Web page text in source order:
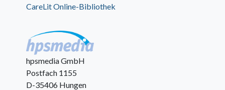
CareLit Online-Bibliothek
hpsmedia GmbH
Postfach 1155
D-35406 Hungen